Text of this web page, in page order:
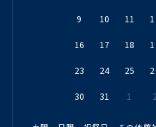
9 10 11
16 17 18
23 24 25
30 31 1 2